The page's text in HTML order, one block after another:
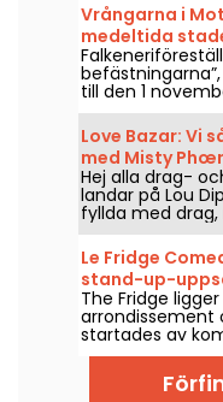
Vrångarna i
medeltida
till den 1
stadsmurar.
rovfåglar i full
Love Bazar: Vi
med Misty
våra intryck
Hej alla drag-
landar på Lou
fyllda med
middag. Under
Phœnix,
Blocnote, den
den 20, 21, 25
med mars 2026
kväll. En helt ny
scenlöst format
nära kontakt
var där och
Le Fridge
stand-up-
restaurang i
The Fridge
arrondissement
startades av
en stand-up-
framtida
med kreativa